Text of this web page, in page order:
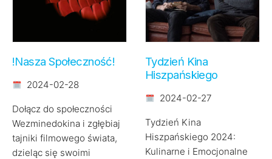
!Nasza Społeczność!
2024-02-28
Dołącz do społeczności
Wezminedokina i zgłębiaj
tajniki filmowego świata,
dzieląc się swoimi
Tydzień Kina
Hiszpańskiego
2024-02-27
Tydzień Kina
Hiszpańskiego 2024:
Kulinarne i Emocjonalne